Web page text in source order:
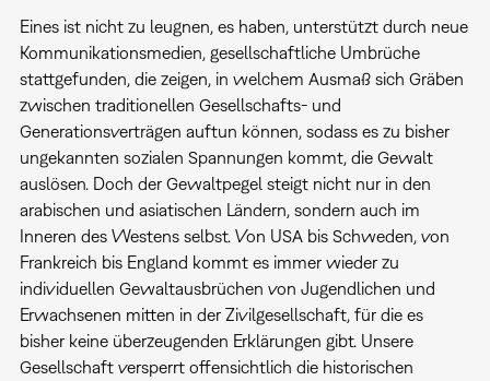
Eines ist nicht zu leugnen, es haben, unterstützt durch neue
Kommunikationsmedien, gesellschaftliche Umbrüche
stattgefunden, die zeigen, in welchem Ausmaß sich Gräben
zwischen traditionellen Gesellschafts- und
Generationsverträgen auftun können, sodass es zu bisher
ungekannten sozialen Spannungen kommt, die Gewalt
auslösen. Doch der Gewaltpegel steigt nicht nur in den
arabischen und asiatischen Ländern, sondern auch im
Inneren des Westens selbst. Von USA bis Schweden, von
Frankreich bis England kommt es immer wieder zu
individuellen Gewaltausbrüchen von Jugendlichen und
Erwachsenen mitten in der Zivilgesellschaft, für die es
bisher keine überzeugenden Erklärungen gibt. Unsere
Gesellschaft versperrt offensichtlich die historischen